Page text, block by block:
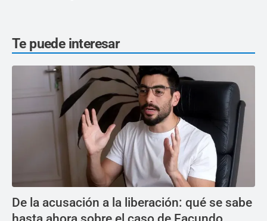
Te puede interesar
De la acusación a la liberación: qué se sabe